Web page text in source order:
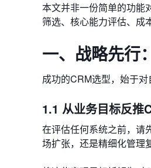
本文并非一份简单的功能
筛选、核心能力评估、成
一、战略先行
成功的CRM选型，始于
1.1 从业务目标反推
在评估任何系统之前，请
场扩张，还是精细化管理